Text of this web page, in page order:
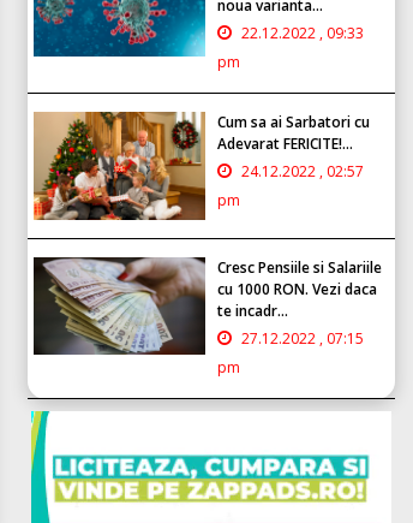
noua varianta...
22.12.2022 , 09:33
pm
Cum sa ai Sarbatori cu
Adevarat FERICITE!...
24.12.2022 , 02:57
pm
Cresc Pensiile si Salariile
cu 1000 RON. Vezi daca
te incadr...
27.12.2022 , 07:15
pm